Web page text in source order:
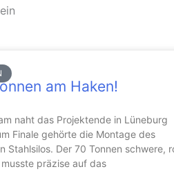
am Haken!
naht das Projektende in Lüneburg
Finale gehörte die Montage des
Stahlsilos. Der 70 Tonnen schwere,
musste präzise auf das